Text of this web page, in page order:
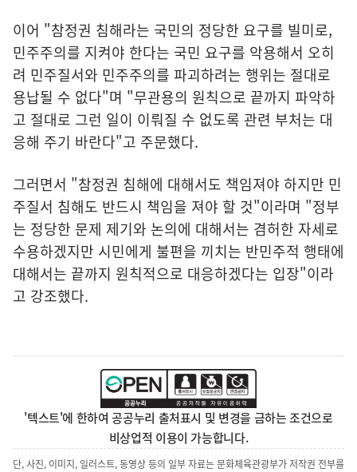
이어 "참정권 침해라는 국민의 정당한 요구를 빌미로,
민주주의를 지켜야 한다는 국민 요구를 악용해서 오히
려 민주질서와 민주주의를 파괴하려는 행위는 절대로
용납될 수 없다"며 "무관용의 원칙으로 끝까지 파악하
고 절대로 그런 일이 이뤄질 수 없도록 관련 부처는 대
응해 주기 바란다"고 주문했다.
그러면서 "참정권 침해에 대해서도 책임져야 하지만 민
주질서 침해도 반드시 책임을 져야 할 것"이라며 "정부
는 정당한 문제 제기와 논의에 대해서는 겸허한 자세로
수용하겠지만 시민에게 불편을 끼치는 반민주적 행태에
대해서는 끝까지 원칙적으로 대응하겠다는 입장"이라
고 강조했다.
'텍스트'에 한하여 공공누리 출처표시 및 변경을 금하는 조건으로
비상업적 이용이 가능합니다.
단, 사진, 이미지, 일러스트, 동영상 등의 일부 자료는 문화체육관광부가 저작권 전부를